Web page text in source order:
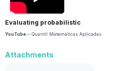
Evaluating probabilistic
YouTube – Quantil Matemáticas Aplicadas
Attachments